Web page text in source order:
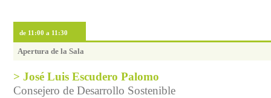
de 11:00 a 11:30
Apertura de la Sala
> José Luis Escudero Palomo
Consejero de Desarrollo Sostenible